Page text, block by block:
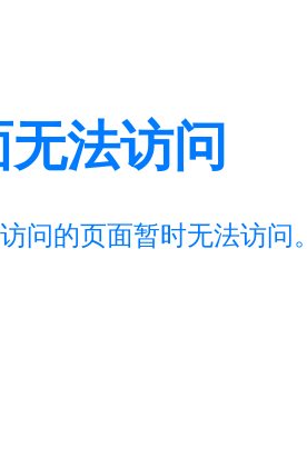
法访问
问的页面暂时无法访问。